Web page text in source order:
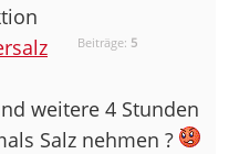
Beiträge: 5
weitere 4 Stunden
Salz nehmen ?